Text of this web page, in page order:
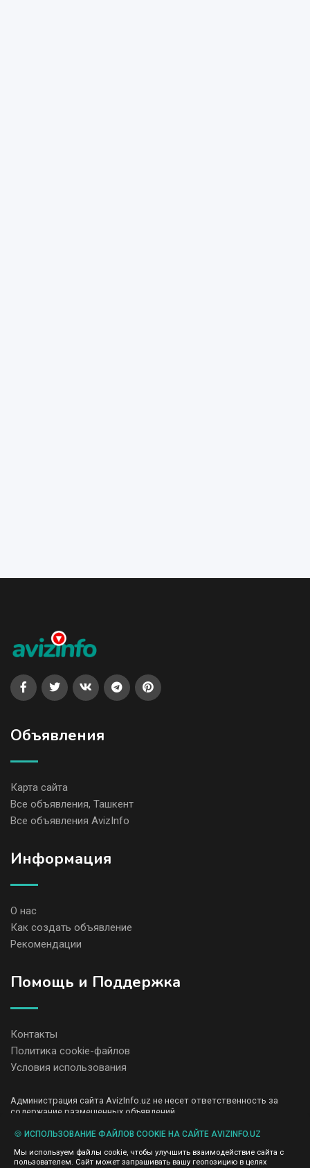
Объявления
Карта сайта
Все объявления, Ташкент
Все объявления AvizInfo
Информация
О нас
Как создать объявление
Рекомендации
Помощь и Поддержка
Контакты
Политика cookie-файлов
Условия использования
Администрация сайта AvizInfo.uz не несет ответственность за
содержание размещенных объявлений.
передаем и не продаем личную информацию зарегистрированных
правила конфиденциальности сайтов на которые ссылается
🍪 ИСПОЛЬЗОВАНИЕ ФАЙЛОВ COOKIE НА САЙТЕ AVIZINFO.UZ
Мы используем файлы cookie, чтобы улучшить взаимодействие сайта с
пользователем. Сайт может запрашивать вашу геопозицию в целях